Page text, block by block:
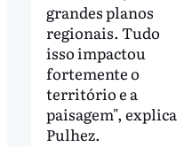
grandes planos
regionais. Tudo
isso impactou
fortemente o
território e a
paisagem", explica
Pulhez.